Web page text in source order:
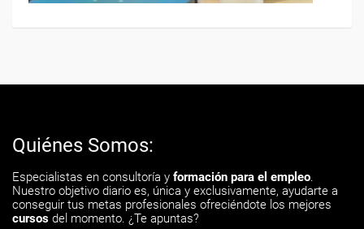
Quiénes Somos:
Especialistas en consultoría y formación para el empleo.
Nuestro objetivo diario es, única y exclusivamente, ayudarte a
conseguir tus metas profesionales ofreciéndote los mejores
cursos del momento. ¿Te apuntas?